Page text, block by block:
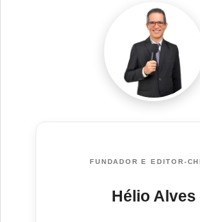
FUNDADOR E EDITOR-
Hélio Alves